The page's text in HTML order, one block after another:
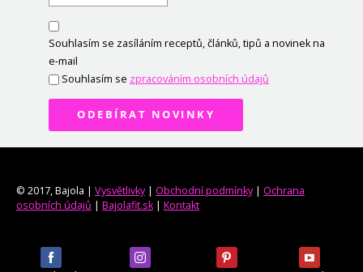
Souhlasím se zasíláním receptů, článků, tipů a novinek na
e-mail
Souhlasím se zpracováním osobních údajů
ODEBÍRAT NOVINKY
© 2017, Bajola | Vysvětlivky| Obchodní podmínky| Ochrana
osobních údajů | Bajolafit.sk| Kontakt